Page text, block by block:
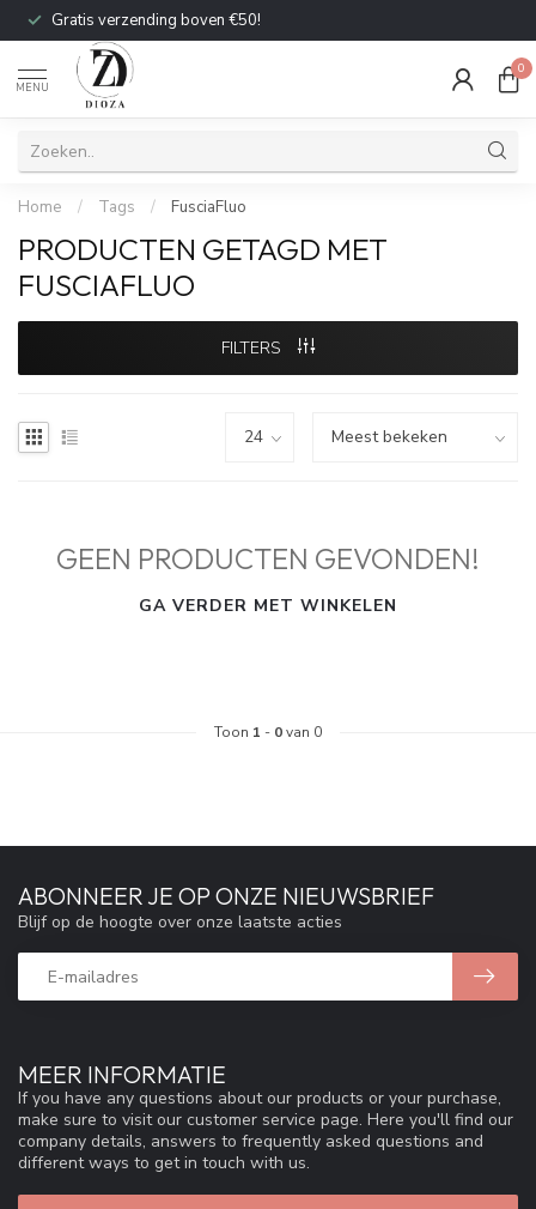
Gratis verzending boven €50!
MENU
0
Home / Tags / FusciaFluo
PRODUCTEN GETAGD MET
FUSCIAFLUO
FILTERS
GEEN PRODUCTEN GEVONDEN!
GA VERDER MET WINKELEN
Toon 1 - 0van 0
MEER INFORMATIE
If you have any questions about our products or your purchase,
make sure to visit our customer service page. Here you'll find our
company details, answers to frequently asked questions and
different ways to get in touch with us.
ABONNEER JE OP ONZE NIEUWSBRIEF
Blijf op de hoogte over onze laatste acties